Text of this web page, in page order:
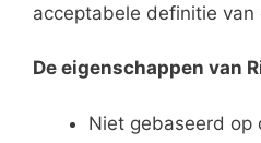
acceptabele definitie van
De eigenschappen van
Niet gebaseerd op